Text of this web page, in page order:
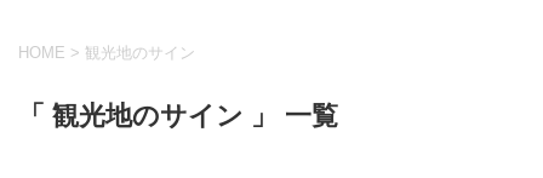
HOME > 観光地のサイン
「 観光地のサイン 」 一覧